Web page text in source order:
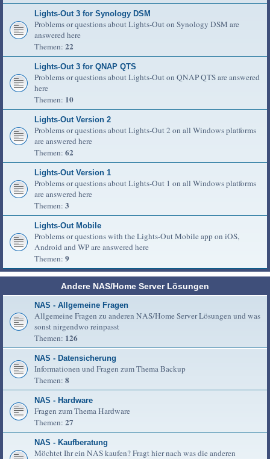
Lights-Out 3 for Synology DSM
Problems or questions about Lights-Out on Synology DSM are
answered here
Themen: 22
Lights-Out 3 for QNAP QTS
Problems or questions about Lights-Out on QNAP QTS are answered
here
Themen: 10
Lights-Out Version 2
Problems or questions about Lights-Out 2 on all Windows platforms
are answered here
Themen: 62
Lights-Out Version 1
Problems or questions about Lights-Out 1 on all Windows platforms
are answered here
Themen: 3
Lights-Out Mobile
Problems or questions with the Lights-Out Mobile app on iOS,
Android and WP are answered here
Themen: 9
Andere NAS/Home Server Lösungen
NAS - Allgemeine Fragen
Allgemeine Fragen zu anderen NAS/Home Server Lösungen und was
sonst nirgendwo reinpasst
Themen: 126
NAS - Datensicherung
Informationen und Fragen zum Thema Backup
Themen: 8
NAS - Hardware
Fragen zum Thema Hardware
Themen: 27
NAS - Kaufberatung
Möchtet Ihr ein NAS kaufen? Fragt hier nach was die anderen